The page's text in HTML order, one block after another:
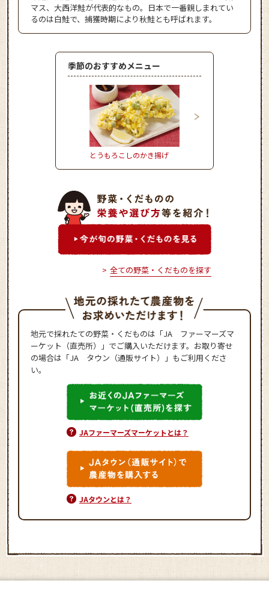
マス、大西洋鮭が代表的なもの。日本で一番親しまれてい
るのは白鮭で、捕獲時期により秋鮭とも呼ばれます。
季節のおすすめメニュー
とうもろこしのかき揚げ
きゅうりとタコのさわ
マリネ
全ての野菜・くだものを探す
地元で採れたての野菜・くだものは「JA ファーマーズマ
ーケット（直売所）」でご購入いただけます。お取り寄せ
の場合は「JA タウン（通販サイト）」もご利用くださ
い。
JAファーマーズマーケットとは？
JAタウンとは？